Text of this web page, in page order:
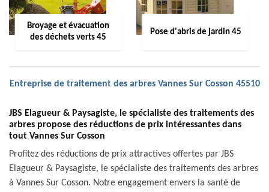
Broyage et évacuation
des déchets verts 45
Pose d'abris de jardin 45
Entreprise de traitement des arbres Vannes Sur Cosson 45510
JBS Elagueur & Paysagiste, le spécialiste des traitements des
arbres propose des réductions de prix intéressantes dans
tout Vannes Sur Cosson
Profitez des réductions de prix attractives offertes par JBS
Elagueur & Paysagiste, le spécialiste des traitements des arbres
à Vannes Sur Cosson. Notre engagement envers la santé de